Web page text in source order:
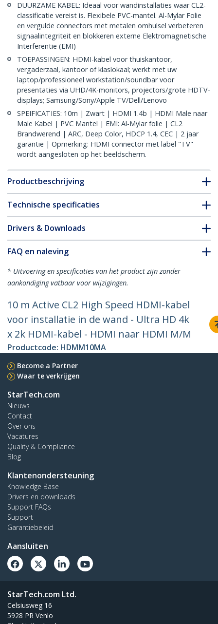
DUURZAME KABEL: Ideaal voor wandinstallaties waar CL2-
classificatie vereist is. Flexibele PVC-mantel. Al-Mylar Folie
en vergulde connectors met metalen omhulsel verbeteren
signaalintegriteit en blokkeren externe Elektromagnetische
Interferentie (EMI)
TOEPASSINGEN: HDMI-kabel voor thuiskantoor,
vergaderzaal, kantoor of klaslokaal; werkt met uw
laptop/professioneel workstation/soundbar voor
presentaties via UHD/4K-monitors, projectors/grote HDTV-
displays; Samsung/Sony/Apple TV/Dell/Lenovo
SPEIFICATIES: 10m | Zwart | HDMI 1.4b | HDMI Male naar
Male Kabel | PVC Mantel | EMI: Al-Mylar folie | CL2
Brandwerend | ARC, Deep Color, HDCP 1.4, CEC | 2 jaar
garantie | Opmerking: HDMI connector met label "TV"
wordt aangesloten op het beeldscherm.
Productbeschrijving
Technische specificaties
Drivers & Downloads
FAQ en naleving
* Uitvoering en specificaties van het product zijn zonder
aankondiging vatbaar voor wijzigingen.
10 m Active CL2 High Speed HDMI-kabel
voor installatie in de wand - Ultra HD 4k
x 2k HDMI-kabel - HDMI naar HDMI M/M
Productcode: HDMM10MA
Become a Partner
Waar te verkrijgen
StarTech.com
Nieuws
Contact
Over ons
Vacatures
Quality & Compliance
Blog
Klantenondersteuning
Knowledge Base
Drivers en downloads
Support FAQs
Support
Garantiebeleid
Aansluiten
StarTech.com Ltd.
Celsiusweg 16
5928 PR Venlo